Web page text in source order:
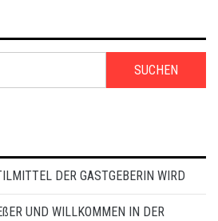
SUCHEN
DER GASTGEBERIN WIRD
UND WILLKOMMEN IN DER